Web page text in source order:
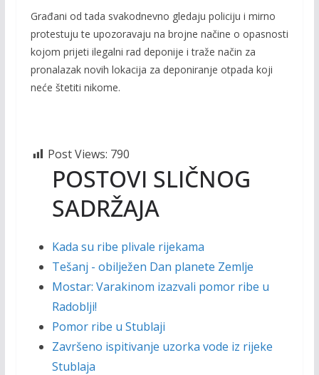
Građani od tada svakodnevno gledaju policiju i mirno
protestuju te upozoravaju na brojne načine o opasnosti
kojom prijeti ilegalni rad deponije i traže način za
pronalazak novih lokacija za deponiranje otpada koji
neće štetiti nikome.
Post Views: 790
POSTOVI SLIČNOG
SADRŽAJA
Kada su ribe plivale rijekama
Tešanj - obilježen Dan planete Zemlje
Mostar: Varakinom izazvali pomor ribe u
Radoblji!
Pomor ribe u Stublaji
Završeno ispitivanje uzorka vode iz rijeke
Stublaja